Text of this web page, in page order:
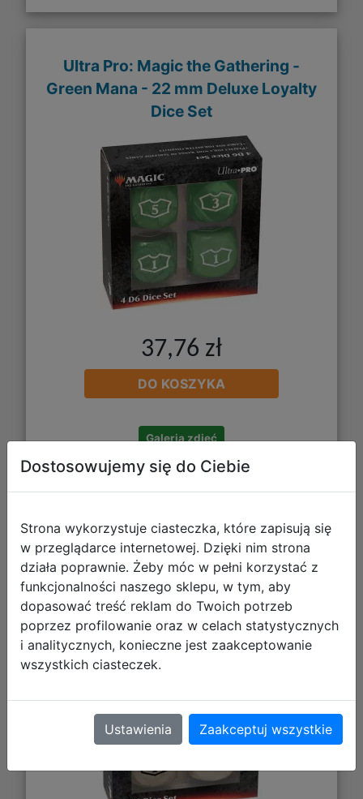
Ultra Pro: Magic the Gathering -
Green Mana - 22 mm Deluxe Loyalty
Dice Set
37,76 zł
DO KOSZYKA
Galeria zdjęć
Ultra Pro: Magic the Gathering - White
Mana - 22 mm Deluxe Loyalty Dice
Set
Dostosowujemy się do Ciebie
Strona wykorzystuje ciasteczka, które zapisują się
w przeglądarce internetowej. Dzięki nim strona
działa poprawnie. Żeby móc w pełni korzystać z
funkcjonalności naszego sklepu, w tym, aby
dopasować treść reklam do Twoich potrzeb
poprzez profilowanie oraz w celach statystycznych
i analitycznych, konieczne jest zaakceptowanie
wszystkich ciasteczek.
Ustawienia Zaakceptuj wszystkie